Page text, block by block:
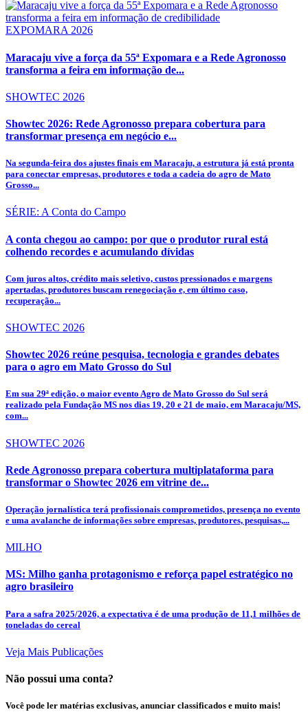
EXPOMARA 2026
Maracaju vive a força da 55ª Expomara e a Rede Agronosso
transforma a feira em informação de...
SHOWTEC 2026
Showtec 2026: Rede Agronosso prepara cobertura para
transformar presença em negócio e...
Na segunda-feira dos ajustes finais em Maracaju, a estrutura já está pronta
para conectar empresas, produtores e toda a cadeia do agro de Mato
Grosso...
SÉRIE: A Conta do Campo
A conta chegou ao campo: por que o produtor rural está
colhendo recordes e acumulando dívidas
Com juros altos, crédito mais seletivo, custos pressionados e margens
apertadas, produtores buscam renegociação e, em último caso,
recuperação...
SHOWTEC 2026
Showtec 2026 reúne pesquisa, tecnologia e grandes debates
para o agro em Mato Grosso do Sul
Em sua 29ª edição, o maior evento Agro de Mato Grosso do Sul será
realizado pela Fundação MS nos dias 19, 20 e 21 de maio, em Maracaju/MS,
com...
SHOWTEC 2026
Rede Agronosso prepara cobertura multiplataforma para
transformar o Showtec 2026 em vitrine de...
Operação jornalística terá profissionais comprometidos, presença no evento
e uma avalanche de informações sobre empresas, produtores, pesquisas,...
MILHO
MS: Milho ganha protagonismo e reforça papel estratégico no
agro brasileiro
Para a safra 2025/2026, a expectativa é de uma produção de 11,1 milhões de
toneladas do cereal
Veja Mais Publicações
Não possui uma conta?
Você pode ler matérias exclusivas, anunciar classificados e muito mais!